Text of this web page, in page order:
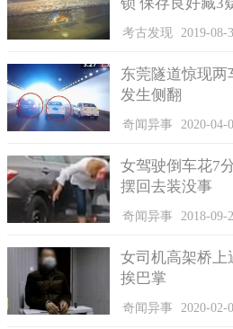
音，不论看到保育员、吵架、威吓、
的声音来沟通。园方为了进行族群管
户外活动，因此民众看到松鼠猴们上
到户外活动场的是哪一群了。
考古发现 2019-08-
东莞隧道惊现
发生侧翻
奇闻异事 2020-04-
女驾驶倒车花7
摆回去装没事
奇闻异事 2018-09-
女司机高架桥上
挨巴掌
奇闻异事 2020-02-